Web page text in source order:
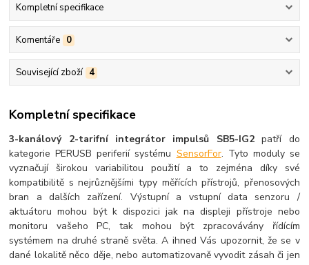
Kompletní specifikace
Komentáře 0
Související zboží 4
Kompletní specifikace
3-kanálový 2-tarifní integrátor impulsů SB5-IG2patří do
kategorie PERUSB periferií systému SensorFor. Tyto moduly se
vyznačují širokou variabilitou použití a to zejména díky své
kompatibilitě s nejrůznějšími typy měřících přístrojů, přenosových
bran a dalších zařízení. Výstupní a vstupní data senzoru /
aktuátoru mohou být k dispozici jak na displeji přístroje nebo
monitoru vašeho PC, tak mohou být zpracovávány řídícím
systémem na druhé straně světa. A ihned Vás upozornit, že se v
dané lokalitě něco děje, nebo automatizovaně vyvodit zásah či jen